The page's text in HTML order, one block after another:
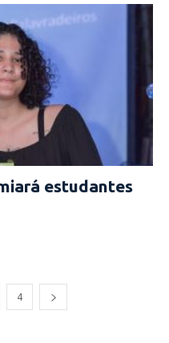
estudantes
4